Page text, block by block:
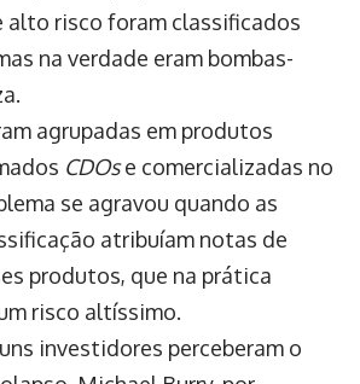
alto risco foram classificados
na verdade eram bombas-
agrupadas em produtos
CDOse comercializadas no
se agravou quando as
atribuíam notas de
produtos, que na prática
risco altíssimo.
investidores perceberam o